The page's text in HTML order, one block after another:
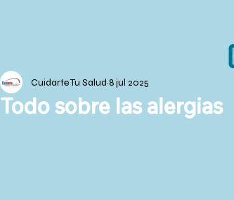
Todo sobre las alergias
Cuidarte Tu Salud 8 jul 2025